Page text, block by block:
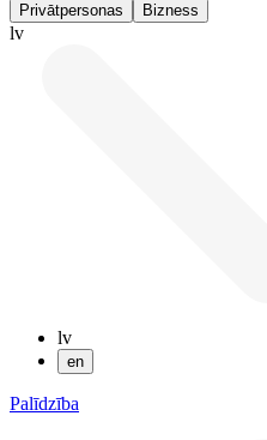
Privātpersonas Bizness
lv
lv
en
Palīdzība